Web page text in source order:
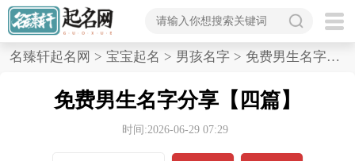
首
名臻轩起名网 > 宝宝起名 > 男孩名字 > 免费男生名字分享,四篇
免费男生名字分享【四篇】
时间:2026-06-29 07:29